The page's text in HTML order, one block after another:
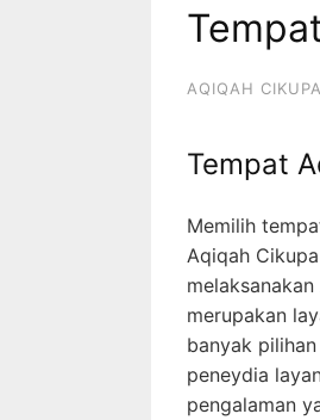
AQIQAH CIKUPA
Tempat
Memilih
Aqiqah
merupakan
banyak
peneydia
pengalaman